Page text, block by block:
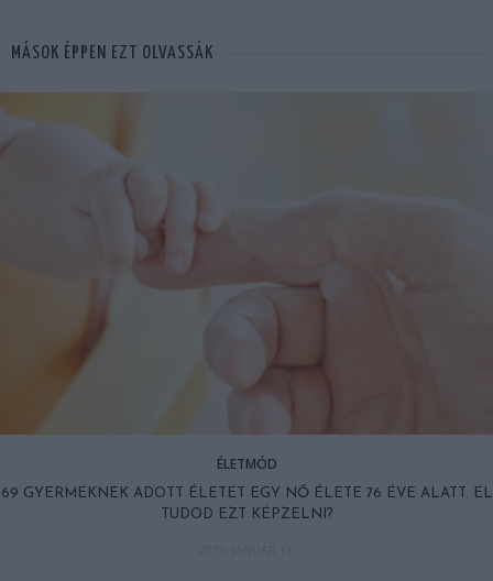
MÁSOK ÉPPEN EZT OLVASSÁK
ÉLETMÓD
69 GYERMEKNEK ADOTT ÉLETET EGY NŐ ÉLETE 76 ÉVE ALATT. EL
TUDOD EZT KÉPZELNI?